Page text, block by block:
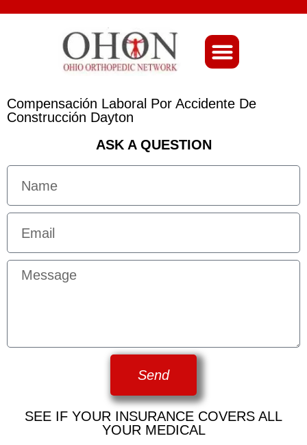
Compensación Laboral Por Accidente De
Construcción Dayton
ASK A QUESTION
Send
SEE IF YOUR INSURANCE COVERS ALL
YOUR MEDICAL